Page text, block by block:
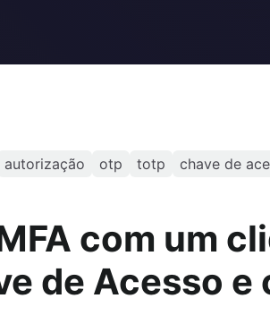
autorização otp totp chave de
com um
de Acesso e